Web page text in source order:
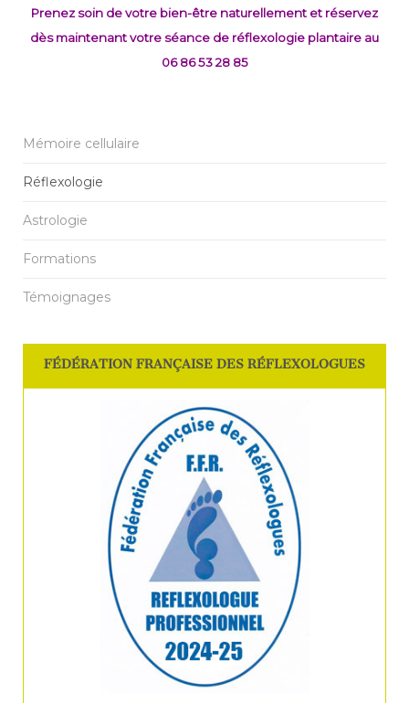
Prenez soin de votre bien-être naturellement et réservez
dès maintenant votre séance de réflexologie plantaire au
06 86 53 28 85
Mémoire cellulaire
Réflexologie
Astrologie
Formations
Témoignages
FÉDÉRATION FRANÇAISE DES RÉFLEXOLOGUES